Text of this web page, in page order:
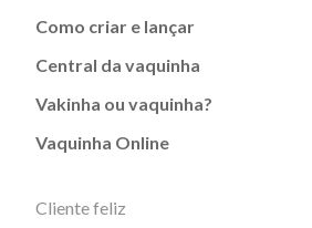
Como criar e lançar
Central da vaquinha
Vakinha ou vaquinha?
Vaquinha Online
Cliente feliz